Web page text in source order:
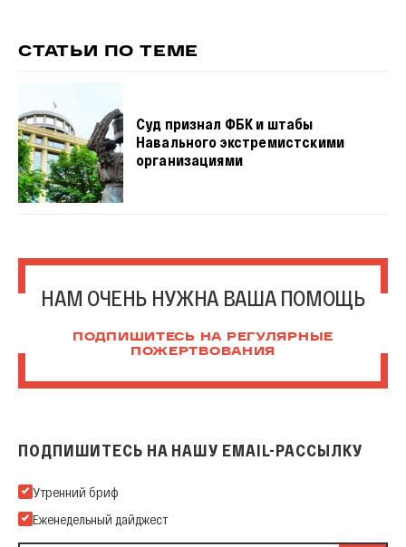
СТАТЬИ ПО ТЕМЕ
Суд признал ФБК и штабы
Навального экстремистскими
организациями
НАМ ОЧЕНЬ НУЖНА ВАША ПОМОЩЬ
ПОДПИШИТЕСЬ НА РЕГУЛЯРНЫЕ
ПОЖЕРТВОВАНИЯ
ПОДПИШИТЕСЬ НА НАШУ EMAIL-РАССЫЛКУ
Подпишитесь на нашу Email-рассылку
Утренний бриф
Еженедельный дайджест